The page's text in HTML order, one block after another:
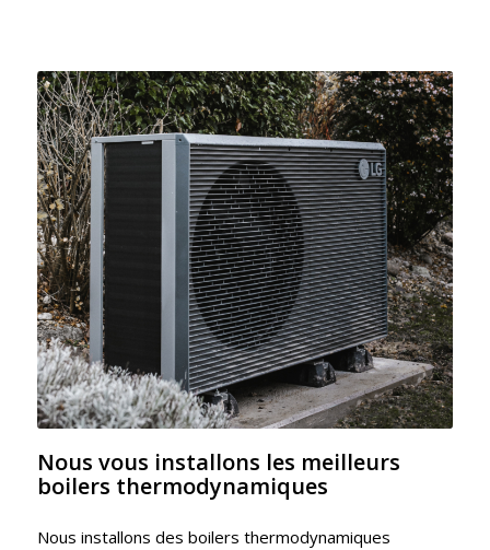
Nous vous installons les meilleurs
boilers thermodynamiques
Nous installons des boilers thermodynamiques